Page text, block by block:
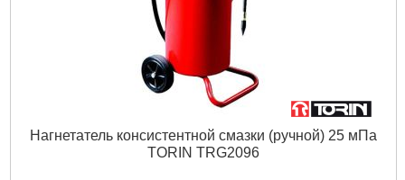
Нагнетатель консистентной смазки (ручной) 25 мПа
TORIN TRG2096